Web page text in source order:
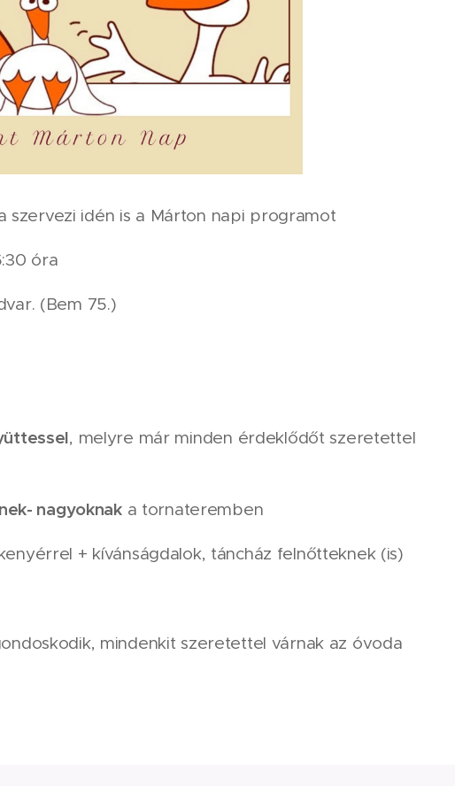
szervezi idén is a Márton napi programot
óra
(Bem 75.)
, melyre már minden érdeklődőt szeretettel
nagyoknaka tornateremben
+ kívánságdalok, táncház felnőtteknek (is)
mindenkit szeretettel várnak az óvoda